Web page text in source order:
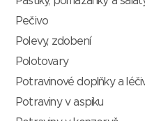
Pečivo
Polevy, zdobení
Polotovary
Potravinové doplňky a
Potraviny v aspiku